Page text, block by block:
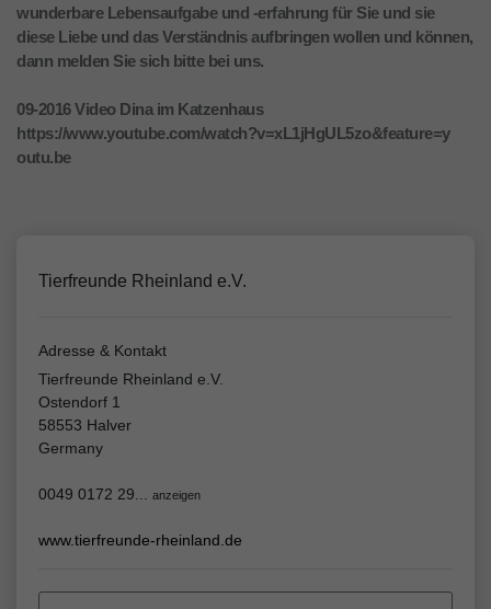
wunderbare Lebensaufgabe und -erfahrung für Sie und sie
diese Liebe und das Verständnis aufbringen wollen und können,
dann melden Sie sich bitte bei uns.
09-2016 Video Dina im Katzenhaus
https://www.youtube.com/watch?v=xL1jHgUL5zo&feature=y
outu.be
Tierfreunde Rheinland e.V.
Adresse & Kontakt
Tierfreunde Rheinland e.V.
Ostendorf 1
58553 Halver
Germany
0049 0172 29... anzeigen
www.tierfreunde-rheinland.de